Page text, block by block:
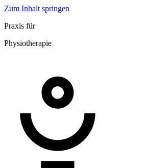
Zum Inhalt springen
Praxis für
Physiotherapie